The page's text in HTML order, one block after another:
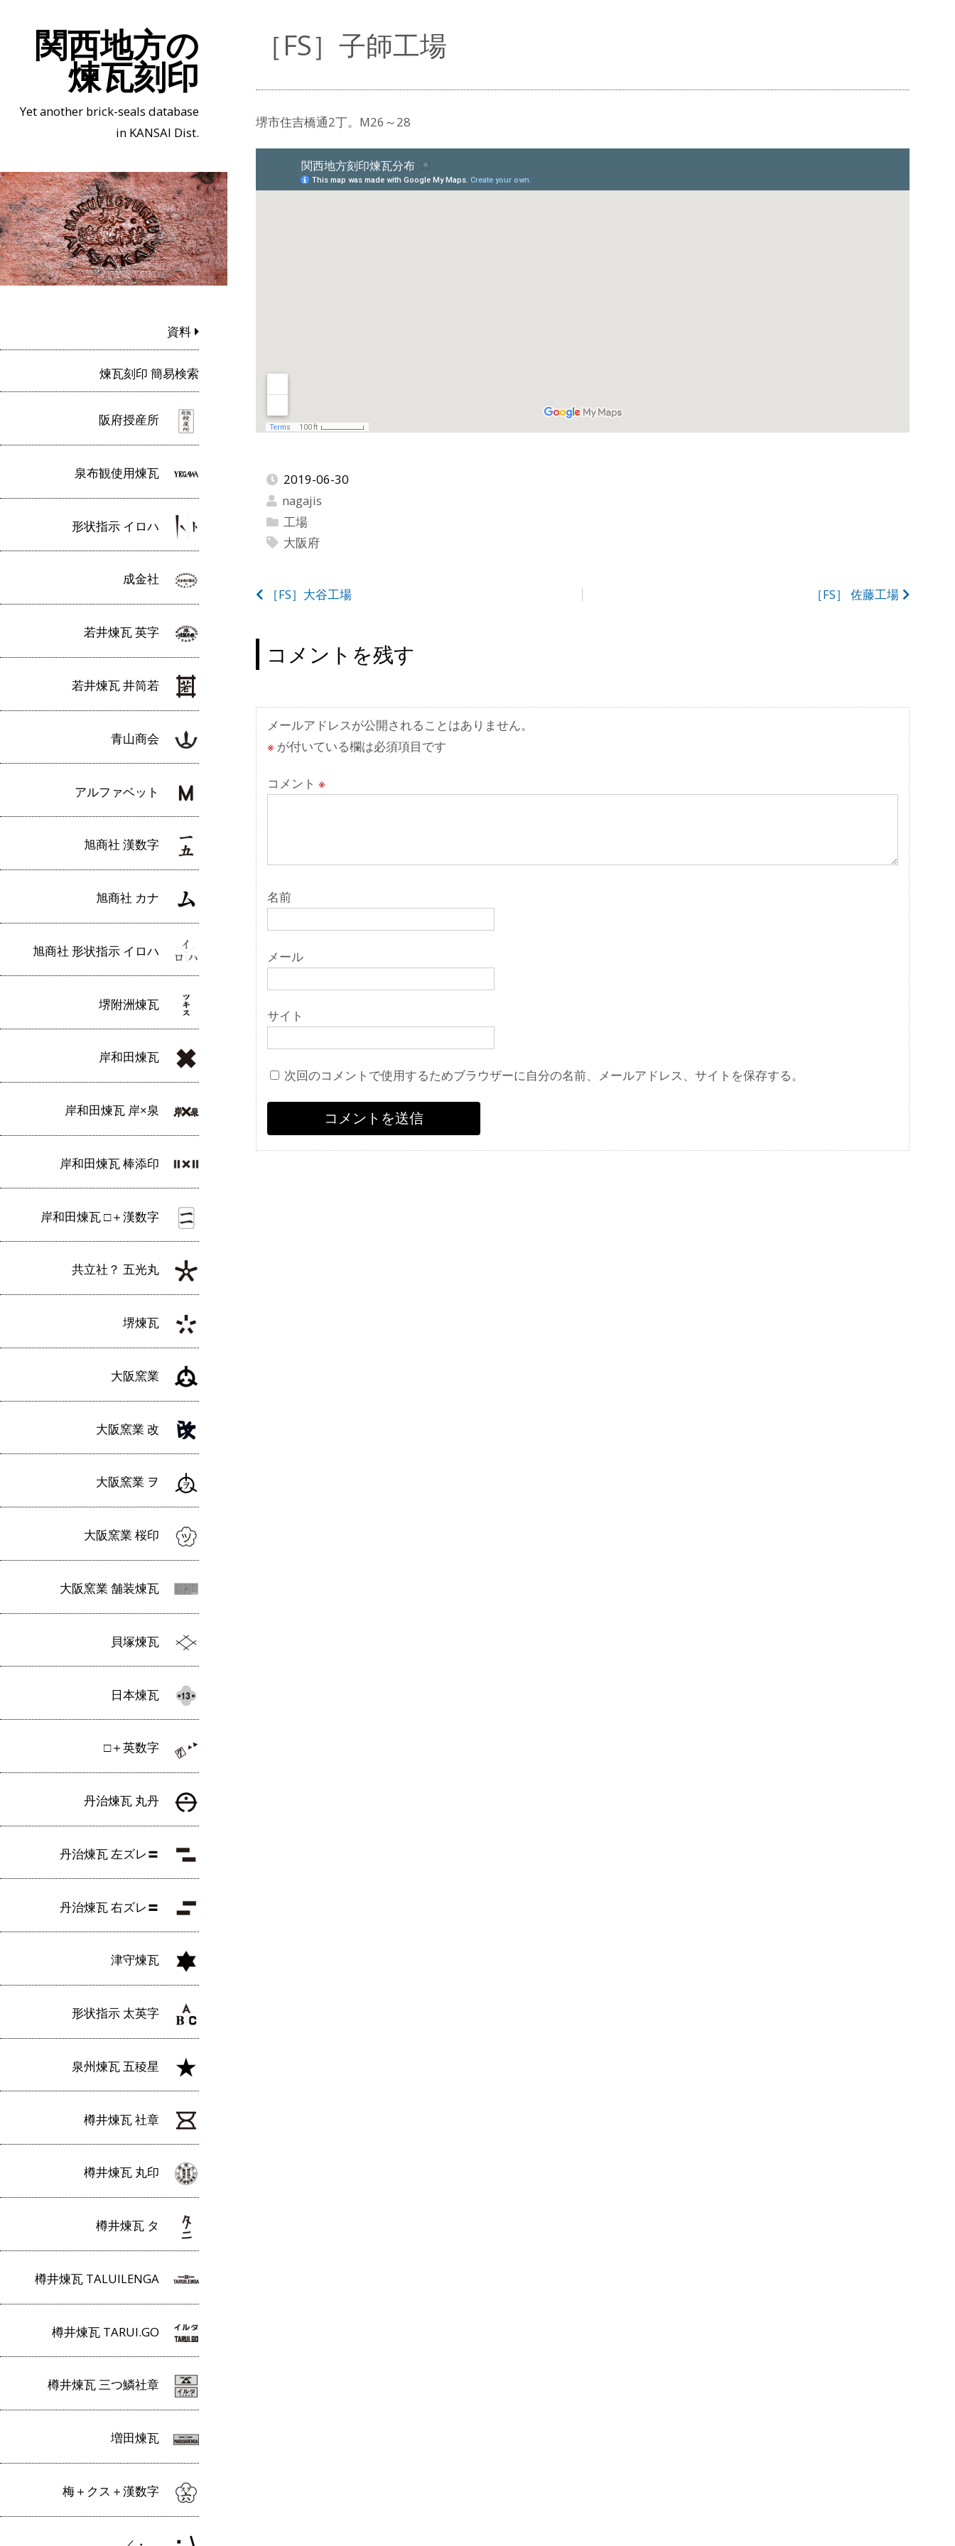
関西地方の
煉瓦刻印
Yet another brick-seals database
in KANSAI Dist.
資料
煉瓦刻印 簡易検索
阪府授産所
泉布観使用煉瓦
形状指示 イロハ
成金社
若井煉瓦 英字
若井煉瓦 井筒若
青山商会
アルファベット
旭商社 漢数字
旭商社 カナ
旭商社 形状指示 イロハ
堺附洲煉瓦
岸和田煉瓦
岸和田煉瓦 岸×泉
岸和田煉瓦 棒添印
岸和田煉瓦 □＋漢数字
共立社？ 五光丸
堺煉瓦
大阪窯業
大阪窯業 改
大阪窯業 ヲ
大阪窯業 桜印
大阪窯業 舗装煉瓦
貝塚煉瓦
日本煉瓦
□＋英数字
丹治煉瓦 丸丹
丹治煉瓦 左ズレ〓
丹治煉瓦 右ズレ〓
津守煉瓦
形状指示 太英字
泉州煉瓦 五稜星
樽井煉瓦 社章
樽井煉瓦 丸印
樽井煉瓦 タ
樽井煉瓦 TALUILENGA
樽井煉瓦 TARUI.GO
樽井煉瓦 三つ鱗社章
増田煉瓦
梅＋クス＋漢数字
［FS］子師工場
堺市住吉橋通2丁。M26～28
2019-06-30
nagajis
工場
大阪府
投
ナ
ビ
ゲ
ー
シ
ョ
ン
［FS］ 佐藤工場
［FS］大谷工場
コメントを残す
メールアドレスが公開されることはありません。
※ が付いている欄は必須項目です
コメント ※
名前
メール
サイト
次回のコメントで使用するためブラウザーに自分の名前、メールアドレス、サイトを保存する。